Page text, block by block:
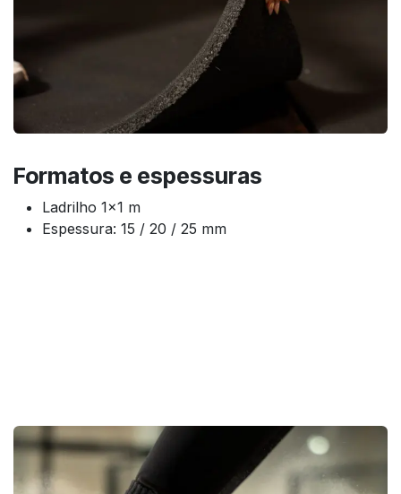
Formatos e espessuras
Ladrilho 1x1 m
Espessura: 15 / 20 / 25 mm